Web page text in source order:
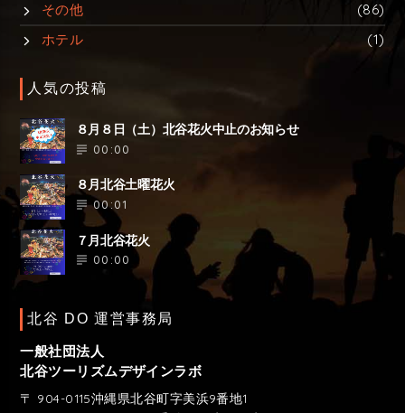
その他
(86)
ホテル
(1)
人気の投稿
８月８日（土）北谷花火中止のお知らせ
00:00
８月北谷土曜花火
00:01
７月北谷花火
00:00
北谷 DO 運営事務局
一般社団法人
北谷ツーリズムデザインラボ
〒 904-0115沖縄県北谷町字美浜9番地1